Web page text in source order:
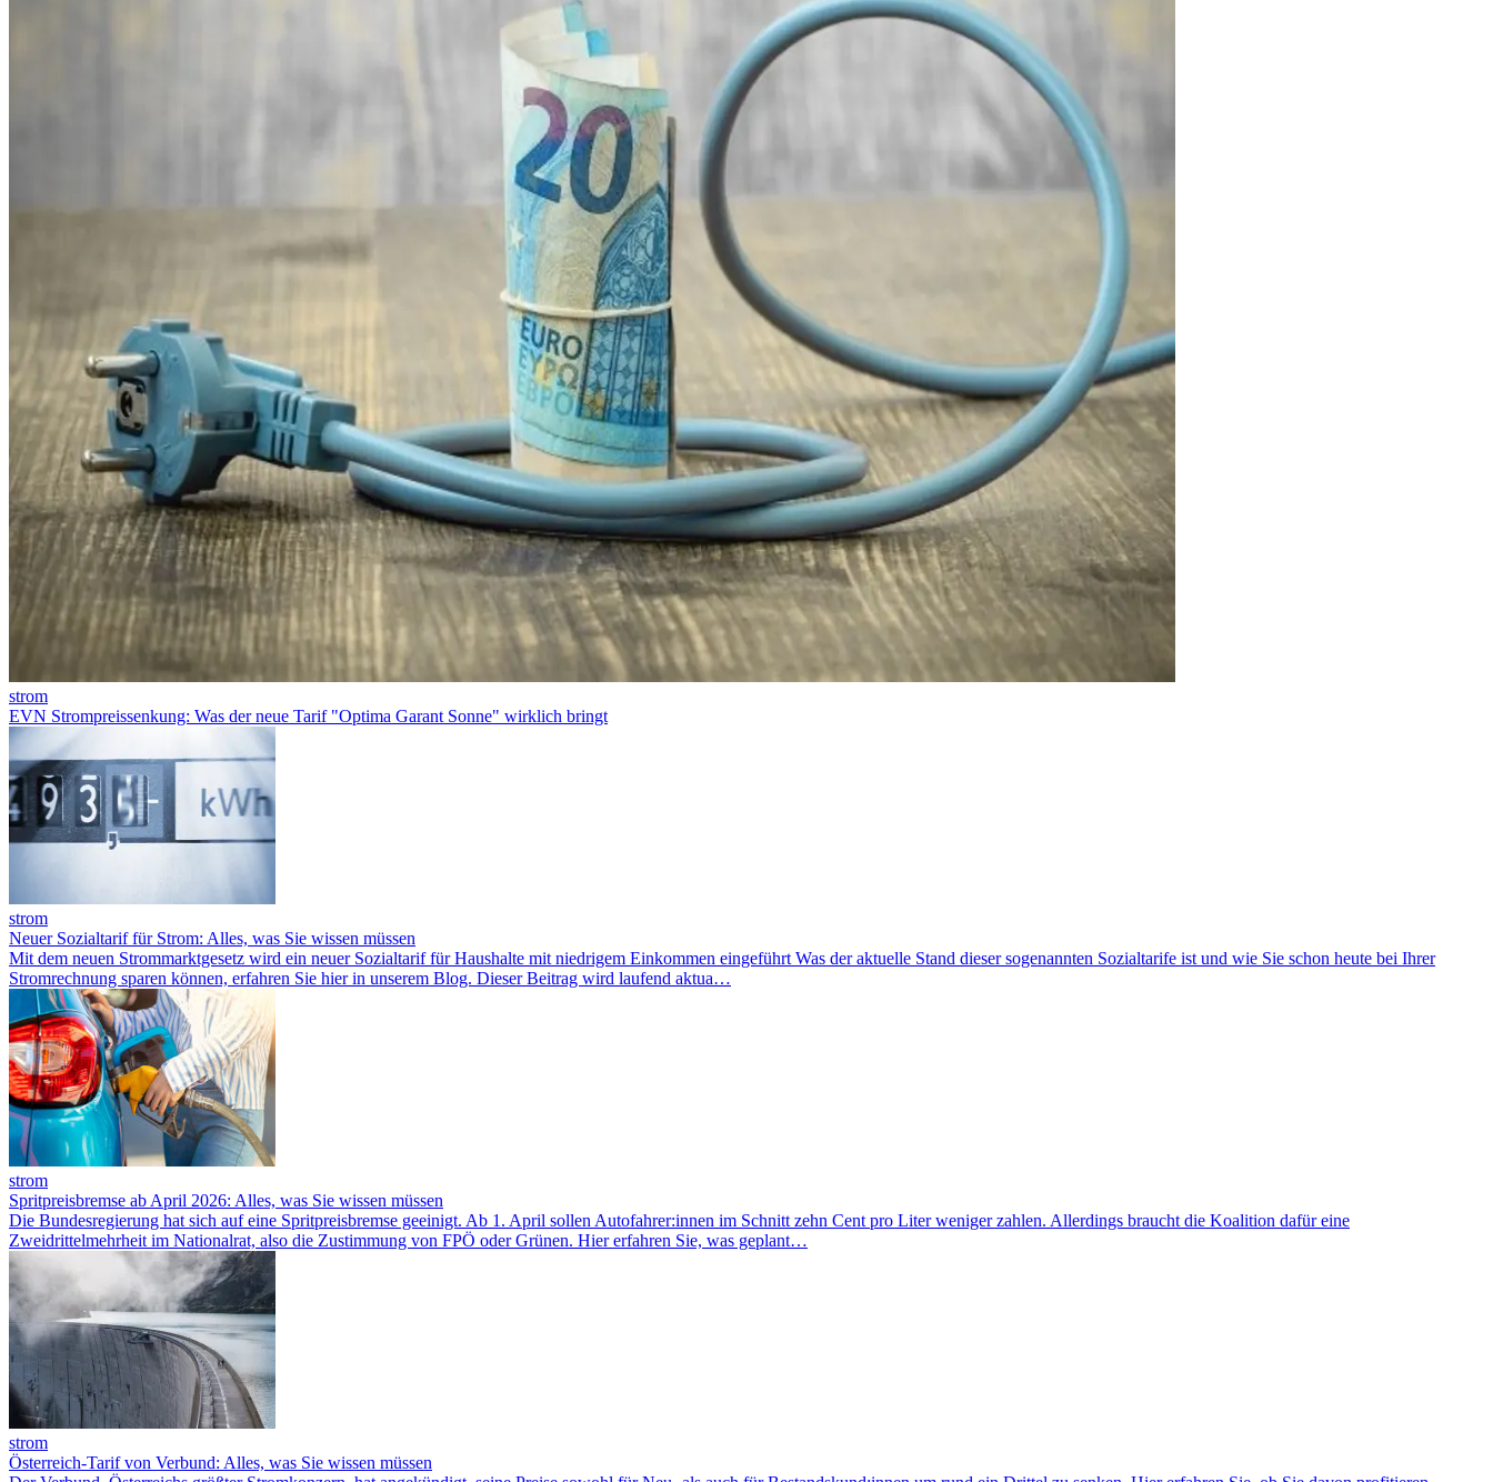
strom
EVN Strompreissenkung: Was der neue Tarif "Optima Garant Sonne" wirklich bringt
strom
Neuer Sozialtarif für Strom: Alles, was Sie wissen müssen
Mit dem neuen Strommarktgesetz wird ein neuer Sozialtarif für Haushalte mit niedrigem Einkommen eingeführt Was der aktuelle Stand dieser sogenannten Sozialtarife ist und wie Sie schon heute bei Ihrer
Stromrechnung sparen können, erfahren Sie hier in unserem Blog. Dieser Beitrag wird laufend aktua…
strom
Spritpreisbremse ab April 2026: Alles, was Sie wissen müssen
Die Bundesregierung hat sich auf eine Spritpreisbremse geeinigt. Ab 1. April sollen Autofahrer:innen im Schnitt zehn Cent pro Liter weniger zahlen. Allerdings braucht die Koalition dafür eine
Zweidrittelmehrheit im Nationalrat, also die Zustimmung von FPÖ oder Grünen. Hier erfahren Sie, was geplant…
strom
Österreich-Tarif von Verbund: Alles, was Sie wissen müssen